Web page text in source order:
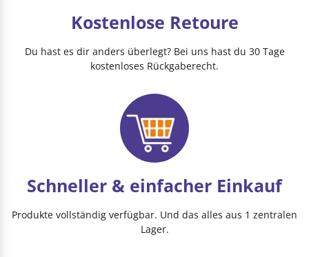
Kostenlose Retoure
Du hast es dir anders überlegt? Bei uns hast du 30 Tage
kostenloses Rückgaberecht.
Schneller & einfacher Einkauf
Produkte vollständig verfügbar. Und das alles aus 1 zentralen
Lager.